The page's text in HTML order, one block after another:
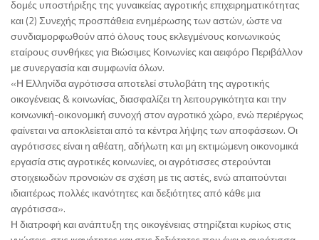
δομές υποστήριξης της γυναικείας αγροτικής επιχειρηματικότητας
και (2) Συνεχής προσπάθεια ενημέρωσης των αστών, ώστε να
συνδιαμορφωθούν από όλους τους εκλεγμένους κοινωνικούς
εταίρους συνθήκες για Βιώσιμες Κοινωνίες και αειφόρο Περιβάλλον
με συνεργασία και συμφωνία όλων.
«Η Ελληνίδα αγρότισσα αποτελεί στυλοβάτη της αγροτικής
οικογένειας & κοινωνίας, διασφαλίζει τη λειτουργικότητα και την
κοινωνική-οικονομική συνοχή στον αγροτικό χώρο, ενώ περιέργως
φαίνεται να αποκλείεται από τα κέντρα λήψης των αποφάσεων. Οι
αγρότισσες είναι η αθέατη, αδήλωτη και μη εκτιμώμενη οικονομικά
εργασία στις αγροτικές κοινωνίες, οι αγρότισσες στερούνται
στοιχειωδών προνοιών σε σχέση με τις αστές, ενώ απαιτούνται
ιδιαιτέρως πολλές ικανότητες και δεξιότητες από κάθε μια
αγρότισσα».
Η διατροφή και ανάπτυξη της οικογένειας στηρίζεται κυρίως στις